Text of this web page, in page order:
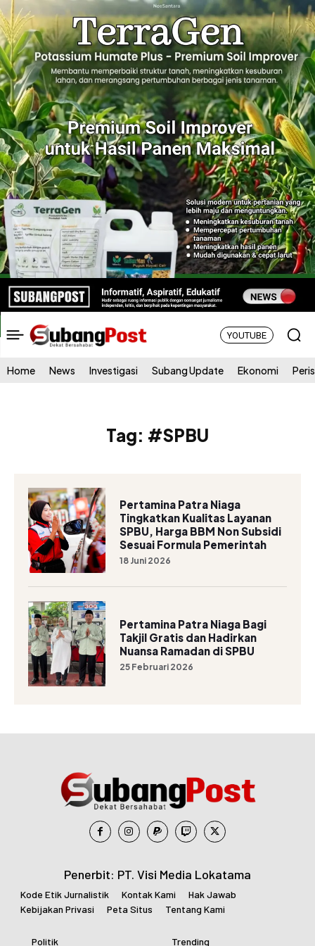
YOUTUBE
Home News Investigasi Subang Update Ekonomi
Tag: #SPBU
Pertamina Patra Niaga
Tingkatkan Kualitas Layanan
SPBU, Harga BBM Non Subsidi
Sesuai Formula Pemerintah
18 Juni 2026
Pertamina Patra Niaga Bagi
Takjil Gratis dan Hadirkan
Nuansa Ramadan di SPBU
25 Februari 2026
Penerbit: PT. Visi Media Lokatama
Kode Etik Jurnalistik Kontak Kami
Hak Jawab
Kebijakan Privasi
Peta Situs Tentang Kami
Politik Trending